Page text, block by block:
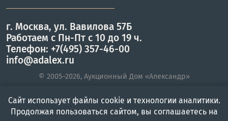
г. Москва, ул. Вавилова 57Б
Работаем с Пн-Пт с 10 до 19 ч.
Телефон: +7(495) 357-46-00
info@adalex.ru
© 2005–2026, Аукционный Дом «Александр»
Сайт использует файлы cookie и технологии аналитики.
Продолжая пользоваться сайтом, вы соглашаетесь на
Главная Войти Меню